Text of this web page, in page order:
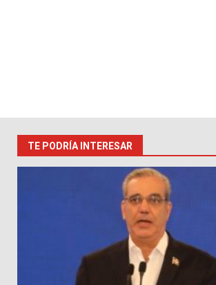
TE PODRÍA INTERESAR